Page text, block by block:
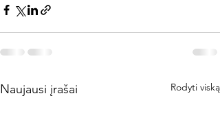
Naujausi įrašai Rodyti viską